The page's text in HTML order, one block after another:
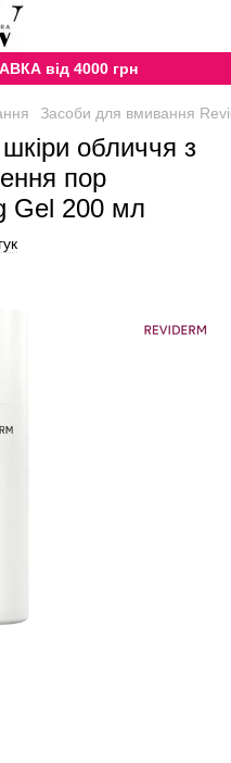
від 4000 грн
Засоби для вмивання
обличчя з
пор
Gel 200 мл